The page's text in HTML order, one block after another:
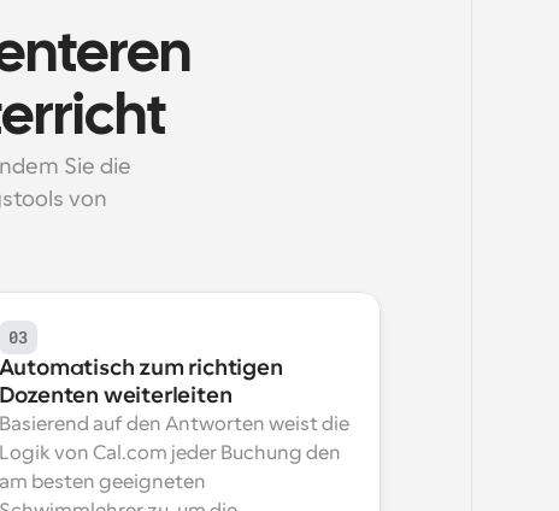
Sie die
von
03
Automatisch zum richtigen
Dozenten weiterleiten
Basierend auf den Antworten weist die
Logik von Cal.com jeder Buchung den
am besten geeigneten